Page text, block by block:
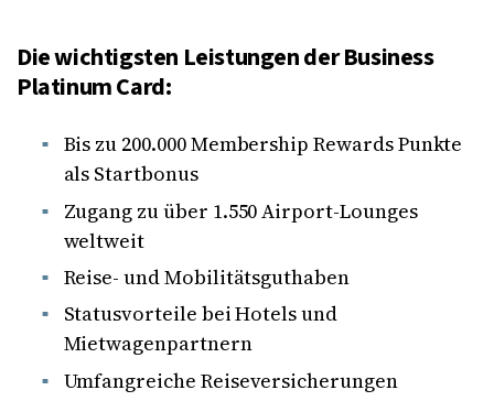
Die wichtigsten Leistungen der Business
Platinum Card:
Bis zu 200.000 Membership Rewards Punkte
als Startbonus
Zugang zu über 1.550 Airport-Lounges
weltweit
Reise- und Mobilitätsguthaben
Statusvorteile bei Hotels und
Mietwagenpartnern
Umfangreiche Reiseversicherungen